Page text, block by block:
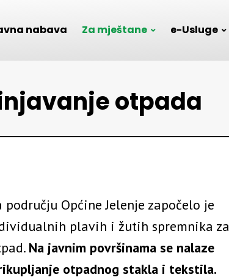
nabava Za mještane e-Usluge
otpada
području Općine Jelenje započelo je
plavih i žutih spremnika za
Na javnim površinama se nalaze
otpadnog stakla i tekstila.